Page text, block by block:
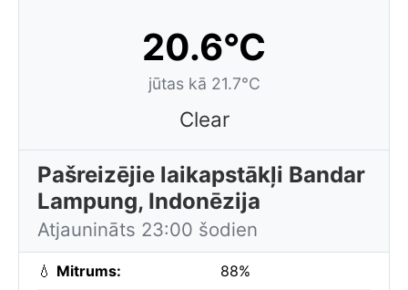
20.6°C
jūtas kā 21.7°C
Clear
Pašreizējie laikapstākļi Bandar
Lampung, Indonēzija
Atjaunināts 23:00 šodien
💧 Mitrums: 88%